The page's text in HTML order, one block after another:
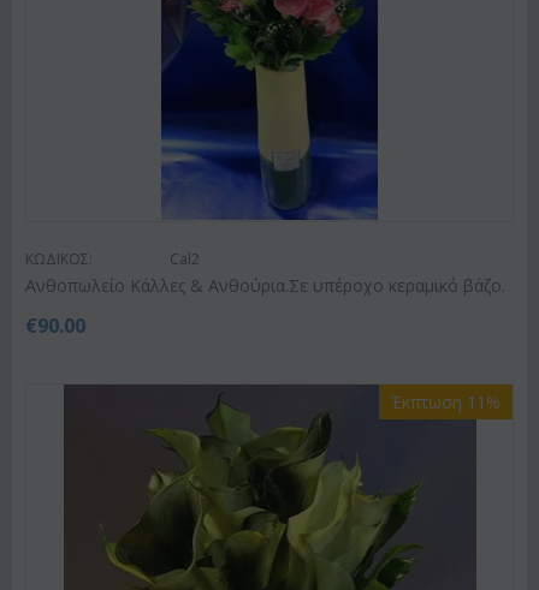
ΚΩΔΙΚΟΣ: Cal2
Ανθοπωλείο Κάλλες & Ανθούρια.Σε υπέροχο κεραμικό βάζο.
€90.00
Έκπτωση 11%